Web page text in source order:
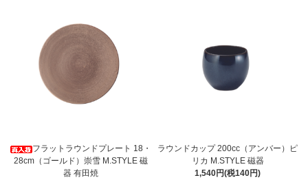
フラットラウンドプレート 18・
28cm（ゴールド）崇雪 M.STYLE 磁
器 有田焼
ラウンドカップ 200cc（アンバー）ピ
リカ M.STYLE 磁器
1,540円(税140円)